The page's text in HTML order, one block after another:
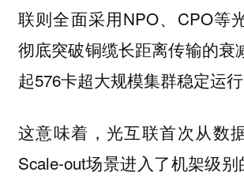
联则全面采用NPO、CPO等
彻底突破铜缆长距离传输的衰
起576卡超大规模集群稳定运行
这意味着，光互联首次从数
Scale-out场景进入了机架级别